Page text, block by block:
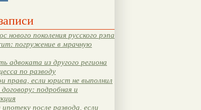
нового поколения русского рэпа
погружение в мрачную
адвоката из другого региона
по разводу
права, если юрист не выполнил
подробная и
после развода, если